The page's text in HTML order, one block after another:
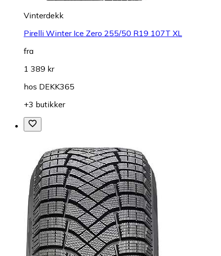
Vinterdekk
Pirelli Winter Ice Zero 255/50 R19 107T XL
fra
1 389 kr
hos DEKK365
+3 butikker